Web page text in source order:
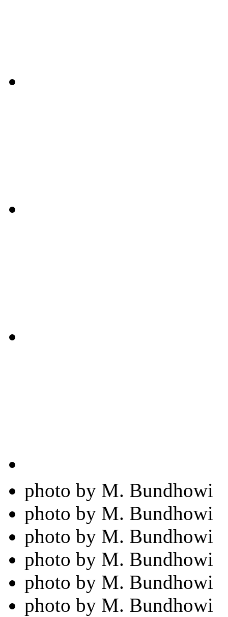
photo by M. Bundhowi
photo by M. Bundhowi
photo by M. Bundhowi
photo by M. Bundhowi
photo by M. Bundhowi
photo by M. Bundhowi